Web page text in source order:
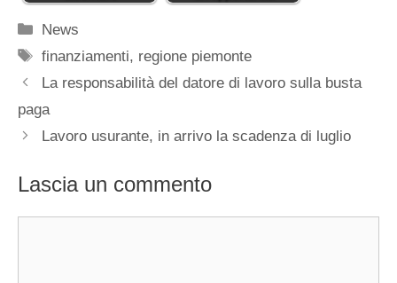
Categorie
News
Tag
finanziamenti, regione piemonte
La responsabilità del datore di lavoro sulla busta
paga
Lavoro usurante, in arrivo la scadenza di luglio
Lascia un commento